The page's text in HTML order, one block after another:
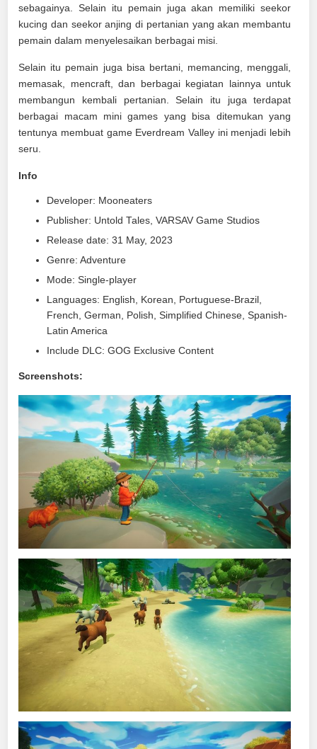
sebagainya. Selain itu pemain juga akan memiliki seekor
kucing dan seekor anjing di pertanian yang akan membantu
pemain dalam menyelesaikan berbagai misi.
Selain itu pemain juga bisa bertani, memancing, menggali,
memasak, mencraft, dan berbagai kegiatan lainnya untuk
membangun kembali pertanian. Selain itu juga terdapat
berbagai macam mini games yang bisa ditemukan yang
tentunya membuat game Everdream Valley ini menjadi lebih
seru.
Info
Developer: Mooneaters
Publisher: Untold Tales, VARSAV Game Studios
Release date: 31 May, 2023
Genre: Adventure
Mode: Single-player
Languages: English, Korean, Portuguese-Brazil,
French, German, Polish, Simplified Chinese, Spanish-
Latin America
Include DLC: GOG Exclusive Content
Screenshots: